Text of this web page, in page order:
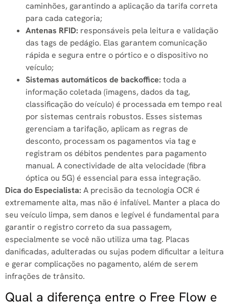
caminhões, garantindo a aplicação da tarifa correta
para cada categoria;
Antenas RFID: responsáveis pela leitura e validação
das tags de pedágio. Elas garantem comunicação
rápida e segura entre o pórtico e o dispositivo no
veículo;
Sistemas automáticos de backoffice: toda a
informação coletada (imagens, dados da tag,
classificação do veículo) é processada em tempo real
por sistemas centrais robustos. Esses sistemas
gerenciam a tarifação, aplicam as regras de
desconto, processam os pagamentos via tag e
registram os débitos pendentes para pagamento
manual. A conectividade de alta velocidade (fibra
óptica ou 5G) é essencial para essa integração.
Dica do Especialista: A precisão da tecnologia OCR é
extremamente alta, mas não é infalível. Manter a placa do
seu veículo limpa, sem danos e legível é fundamental para
garantir o registro correto da sua passagem,
especialmente se você não utiliza uma tag. Placas
danificadas, adulteradas ou sujas podem dificultar a leitura
e gerar complicações no pagamento, além de serem
infrações de trânsito.
Qual a diferença entre o Free Flow e